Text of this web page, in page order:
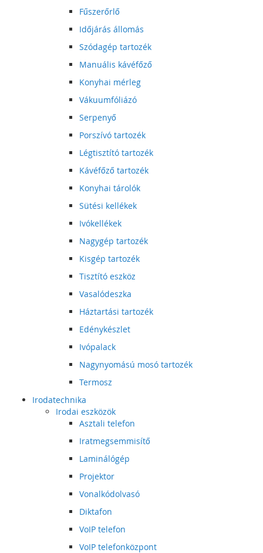
Fűszerőrlő
Időjárás állomás
Szódagép tartozék
Manuális kávéfőző
Konyhai mérleg
Vákuumfóliázó
Serpenyő
Porszívó tartozék
Légtisztító tartozék
Kávéfőző tartozék
Konyhai tárolók
Sütési kellékek
Ivókellékek
Nagygép tartozék
Kisgép tartozék
Tisztító eszköz
Vasalódeszka
Háztartási tartozék
Edénykészlet
Ivópalack
Nagynyomású mosó tartozék
Termosz
Irodatechnika
Irodai eszközök
Asztali telefon
Iratmegsemmisítő
Laminálógép
Projektor
Vonalkódolvasó
Diktafon
VoIP telefon
VoIP telefonközpont